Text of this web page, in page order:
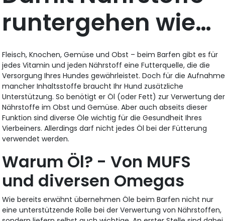
runtergehen wie…
Fleisch, Knochen, Gemüse und Obst – beim Barfen gibt es für
jedes Vitamin und jeden Nährstoff eine Futterquelle, die die
Versorgung Ihres Hundes gewährleistet. Doch für die Aufnahme
mancher Inhaltsstoffe braucht Ihr Hund zusätzliche
Unterstützung. So benötigt er Öl (oder Fett) zur Verwertung der
Nährstoffe im Obst und Gemüse. Aber auch abseits dieser
Funktion sind diverse Öle wichtig für die Gesundheit Ihres
Vierbeiners. Allerdings darf nicht jedes Öl bei der Fütterung
verwendet werden.
Warum Öl? - Von MUFS
und diversen Omegas
Wie bereits erwähnt übernehmen Öle beim Barfen nicht nur
eine unterstützende Rolle bei der Verwertung von Nährstoffen,